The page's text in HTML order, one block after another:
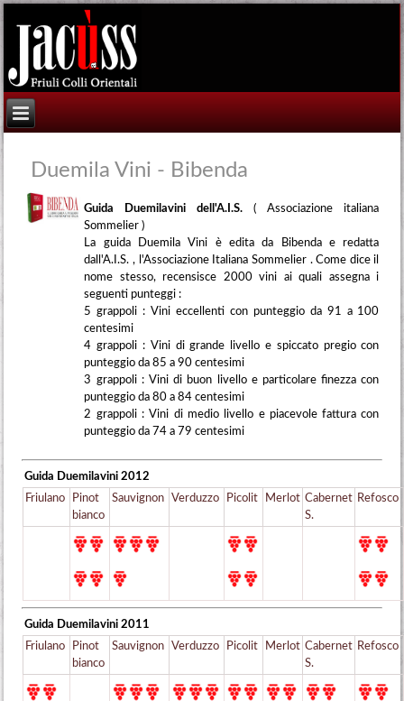
Duemila Vini - Bibenda
Guida Duemilavini dell'A.I.S. ( Associazione italiana
Sommelier )
La guida Duemila Vini è edita da Bibenda e redatta
dall'A.I.S. , l'Associazione Italiana Sommelier . Come dice il
nome stesso, recensisce 2000 vini ai quali assegna i
seguenti punteggi :
5 grappoli : Vini eccellenti con punteggio da 91 a 100
centesimi
4 grappoli : Vini di grande livello e spiccato pregio con
punteggio da 85 a 90 centesimi
3 grappoli : Vini di buon livello e particolare finezza con
punteggio da 80 a 84 centesimi
2 grappoli : Vini di medio livello e piacevole fattura con
punteggio da 74 a 79 centesimi
Guida Duemilavini 2012
Friulano
Pinot
bianco
Sauvignon Verduzzo Picolit Merlot Cabernet
S.
Refosco
Guida Duemilavini 2011
Friulano
Pinot
bianco
Sauvignon Verduzzo Picolit Merlot Cabernet
S.
Refosco